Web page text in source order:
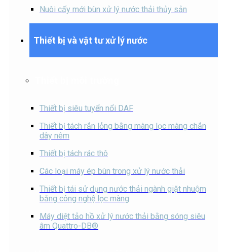
Nuôi cấy mới bùn xử lý nước thải thủy sản
Thiết bị và vật tư xử lý nước
Thiết bị siêu tuyển nổi DAF
Thiết bị tách rắn lỏng bằng màng lọc màng chắn
dây nêm
Thiết bị tách rác thô
Các loại máy ép bùn trong xử lý nước thải
Thiết bị tái sử dụng nước thải ngành giặt nhuộm
bằng công nghệ lọc màng
Máy diệt tảo hồ xử lý nước thải bằng sóng siêu
âm Quattro-DB®